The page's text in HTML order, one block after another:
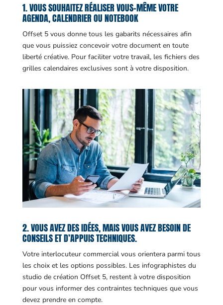
1. VOUS SOUHAITEZ RÉALISER VOUS-MÊME VOTRE
AGENDA, CALENDRIER OU NOTEBOOK
Offset 5 vous donne tous les gabarits nécessaires afin
que vous puissiez concevoir votre document en toute
liberté créative. Pour faciliter votre travail, les fichiers des
grilles calendaires exclusives sont à votre disposition.
2. VOUS AVEZ DES IDÉES, MAIS VOUS AVEZ BESOIN DE
CONSEILS ET D’APPUIS TECHNIQUES.
Votre interlocuteur commercial vous orientera parmi tous
les choix et les options possibles. Les infographistes du
studio de création Offset 5, restent à votre disposition
pour vous informer des contraintes techniques que vous
devez prendre en compte.